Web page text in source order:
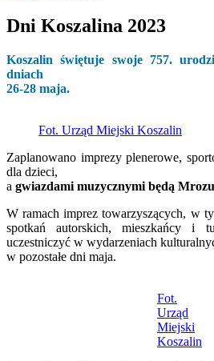
Dni Koszalina 2023
Koszalin świętuje swoje 757.
dniach
26-28 maja.
Fot. Urząd Miejski Koszalin
Zaplanowano imprezy plenerowe,
dla dzieci,
a gwiazdami muzycznymi będą
W ramach imprez towarzyszących, w
spotkań autorskich, mieszkańcy i
uczestniczyć w wydarzeniach
w pozostałe dni maja.
Fot.
Urząd
Miejski
Koszalin